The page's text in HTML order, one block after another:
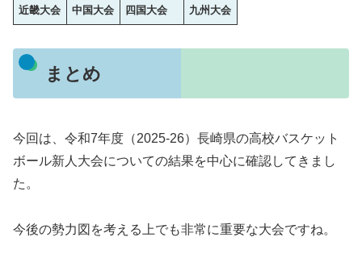
近畿大会 中国大会 四国大会 九州大会
まとめ
今回は、令和7年度（2025-26）長崎県の高校バスケット
ボール新人大会についての結果を中心に確認してきまし
た。
今後の勢力図を考える上でも非常に重要な大会ですね。